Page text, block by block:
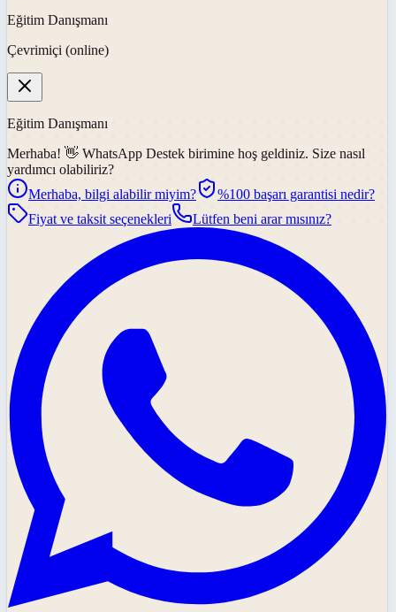
Eğitim Danışmanı
Çevrimiçi (online)
Eğitim Danışmanı
Merhaba! 👋 WhatsApp Destek birimine hoş geldiniz. Size nasıl
yardımcı olabiliriz?
Merhaba, bilgi alabilir miyim?
%100 başarı garantisi nedir?
Fiyat ve taksit seçenekleri
Lütfen beni arar mısınız?